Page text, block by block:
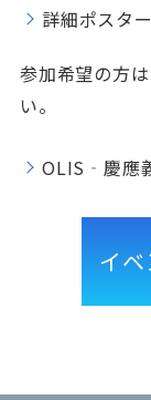
詳細ポスター
参加希望の方
い。
OLIS‐慶應
イ